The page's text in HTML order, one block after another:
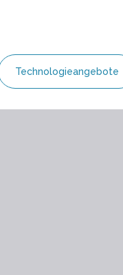
Technologieangebote